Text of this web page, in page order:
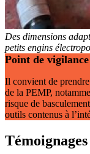
Des dimensions
petits engins
Point de vigilance
Il convient de
de la PEMP,
risque de
outils contenus à